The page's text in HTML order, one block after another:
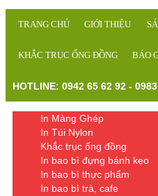
TRANG CHỦ GIỚI THIỆU
KHẮC TRỤC ỐNG ĐỒNG BÁO
HOTLINE: 0942 65 62 92 -
In Màng Ghép
In Túi Nylon
Khắc trục ống đồng
In bao bì đựng bánh kẹo
In bao bì thực phẩm
In bao bì trà, cafe